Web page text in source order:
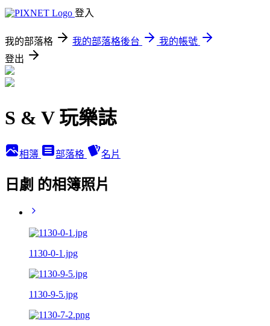
登入
我的部落格 我的部落格後台
我的帳號
登出
S & V 玩樂誌
相簿 部落格 名片
日劇 的相簿照片
1130-0-1.jpg
1130-9-5.jpg